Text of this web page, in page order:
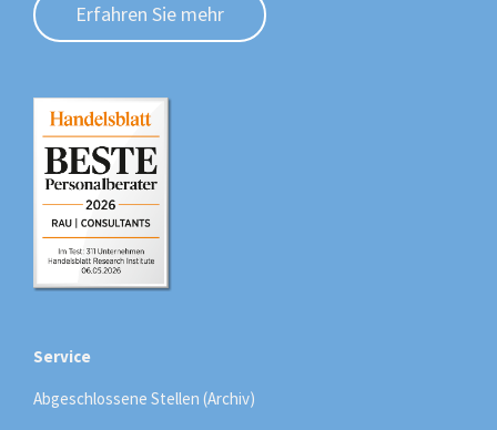
Erfahren Sie mehr
Service
Abgeschlossene Stellen (Archiv)